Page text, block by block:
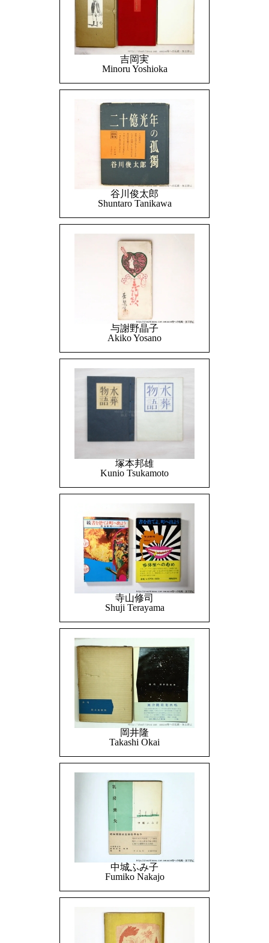
吉岡実
Minoru Yoshioka
谷川俊太郎
Shuntaro Tanikawa
与謝野晶子
Akiko Yosano
塚本邦雄
Kunio Tsukamoto
寺山修司
Shuji Terayama
岡井隆
Takashi Okai
中城ふみ子
Fumiko Nakajo